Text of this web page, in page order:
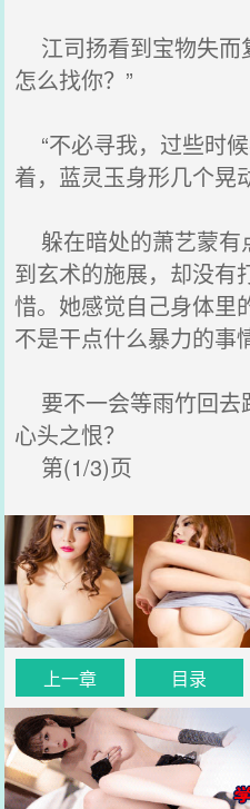
江司扬看到宝物失而
怎么找你？”
“不必寻我，过些时
着，蓝灵玉身形几个晃
躲在暗处的萧艺蒙有
到玄术的施展，却没有
惜。她感觉自己身体里
不是干点什么暴力的事
要不一会等雨竹回去
心头之恨？
第(1/3)页
上一章 目录